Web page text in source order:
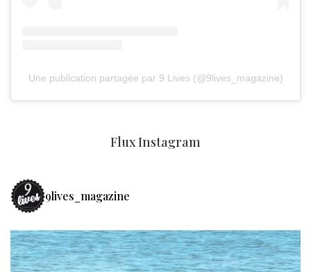
Une publication partagée par 9 Lives (@9lives_magazine)
Flux Instagram
9lives_magazine